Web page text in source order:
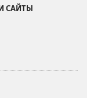
САЙТЫ